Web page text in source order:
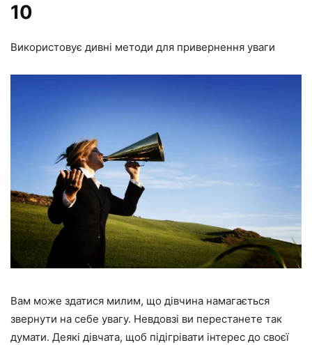
10
Використовує дивні методи для привернення уваги
Вам може здатися милим, що дівчина намагається
звернути на себе увагу. Невдовзі ви перестанете так
думати. Деякі дівчата, щоб підігрівати інтерес до своєї